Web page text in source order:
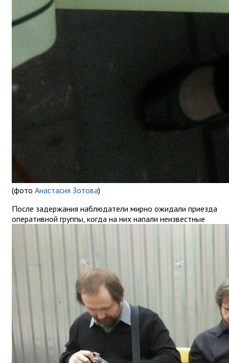
(фото Анастасия Зотова)
После задержания наблюдатели мирно ожидали приезда
оперативной группы, когда на них напали неизвестные